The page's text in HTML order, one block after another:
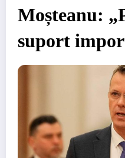
Moșteanu:
suport